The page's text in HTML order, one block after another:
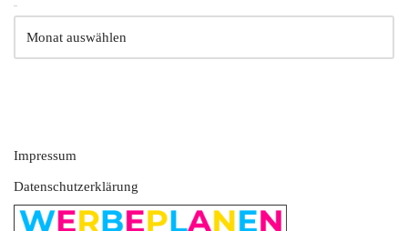
Impressum
Datenschutzerklärung